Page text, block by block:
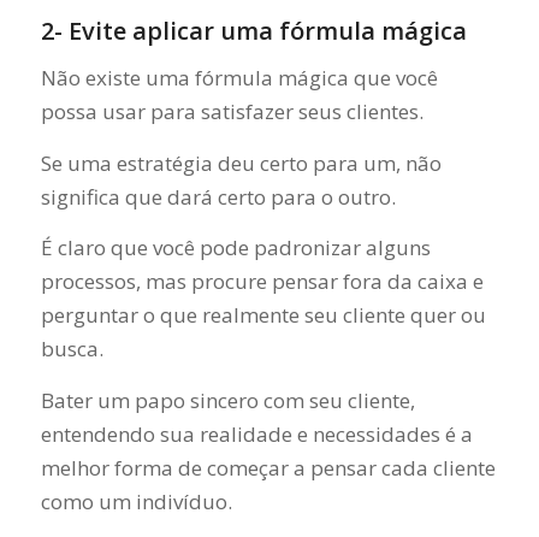
2- Evite aplicar uma fórmula mágica
Não existe uma fórmula mágica que você
possa usar para satisfazer seus clientes.
Se uma estratégia deu certo para um, não
significa que dará certo para o outro.
É claro que você pode padronizar alguns
processos, mas procure pensar fora da caixa e
perguntar o que realmente seu cliente quer ou
busca.
Bater um papo sincero com seu cliente,
entendendo sua realidade e necessidades é a
melhor forma de começar a pensar cada cliente
como um indivíduo.